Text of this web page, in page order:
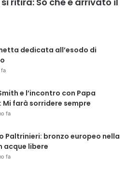
dedicata all’esodo di
fa
e l’incontro con Papa
Mi farà sorridere sempre
fa
Paltrinieri: bronzo europeo nella
acque libere
fa